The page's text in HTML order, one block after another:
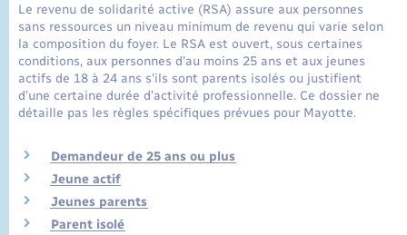
Le revenu de solidarité active (RSA) assure aux personnes
sans ressources un niveau minimum de revenu qui varie selon
la composition du foyer. Le RSA est ouvert, sous certaines
conditions, aux personnes d'au moins 25 ans et aux jeunes
actifs de 18 à 24 ans s'ils sont parents isolés ou justifient
d’une certaine durée d’activité professionnelle. Ce dossier ne
détaille pas les règles spécifiques prévues pour Mayotte.
Demandeur de 25 ans ou plus
Jeune actif
Jeunes parents
Parent isolé